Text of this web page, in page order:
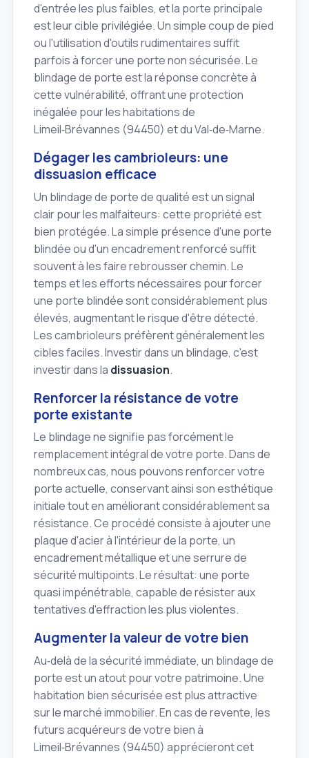
d'entrée les plus faibles, et la porte principale
est leur cible privilégiée. Un simple coup de pied
ou l'utilisation d'outils rudimentaires suffit
parfois à forcer une porte non sécurisée. Le
blindage de porte est la réponse concrète à
cette vulnérabilité, offrant une protection
inégalée pour les habitations de
Limeil‑Brévannes (94450) et du Val‑de‑Marne.
Dégager les cambrioleurs: une
dissuasion efficace
Un blindage de porte de qualité est un signal
clair pour les malfaiteurs: cette propriété est
bien protégée. La simple présence d'une porte
blindée ou d'un encadrement renforcé suffit
souvent à les faire rebrousser chemin. Le
temps et les efforts nécessaires pour forcer
une porte blindée sont considérablement plus
élevés, augmentant le risque d'être détecté.
Les cambrioleurs préfèrent généralement les
cibles faciles. Investir dans un blindage, c'est
investir dans la dissuasion.
Renforcer la résistance de votre
porte existante
Le blindage ne signifie pas forcément le
remplacement intégral de votre porte. Dans de
nombreux cas, nous pouvons renforcer votre
porte actuelle, conservant ainsi son esthétique
initiale tout en améliorant considérablement sa
résistance. Ce procédé consiste à ajouter une
plaque d'acier à l'intérieur de la porte, un
encadrement métallique et une serrure de
sécurité multipoints. Le résultat: une porte
quasi impénétrable, capable de résister aux
tentatives d'effraction les plus violentes.
Augmenter la valeur de votre bien
Au‑delà de la sécurité immédiate, un blindage de
porte est un atout pour votre patrimoine. Une
habitation bien sécurisée est plus attractive
sur le marché immobilier. En cas de revente, les
futurs acquéreurs de votre bien à
Limeil‑Brévannes (94450) apprécieront cet